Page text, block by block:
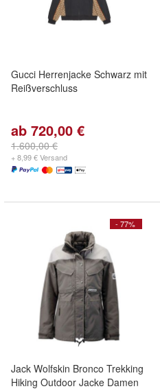
Gucci Herrenjacke Schwarz mit
Reißverschluss
ab 720,00 €
1.600,00 €
+ 8,99 € Versand
- 77%
Jack Wolfskin Bronco Trekking
Hiking Outdoor Jacke Damen